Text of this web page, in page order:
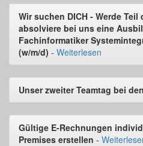
Wir suchen DICH - Werde Teil
absolviere bei uns eine
Fachinformatiker
(w/m/d) - Weiterlesen
Unser zweiter Teamtag bei
Gültige E-Rechnungen
Premises erstellen -